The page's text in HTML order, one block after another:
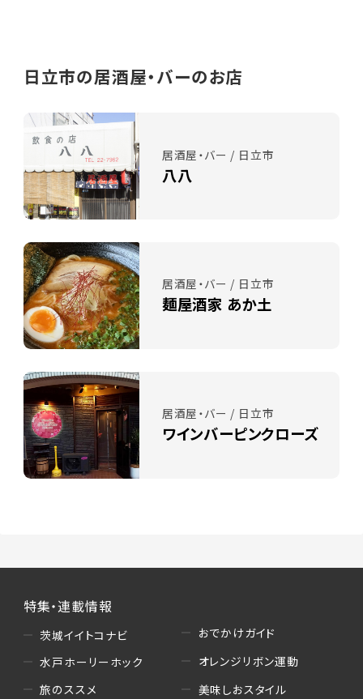
日立市の居酒屋・バーのお店
居酒屋・バー / 日立市
八八
居酒屋・バー / 日立市
麺屋酒家 あか土
居酒屋・バー / 日立市
ワインバーピンクローズ
特集・連載情報
茨城イイトコナビ
水戸ホーリーホック
旅のススメ
おでかけガイド
オレンジリボン運動
美味しおスタイル